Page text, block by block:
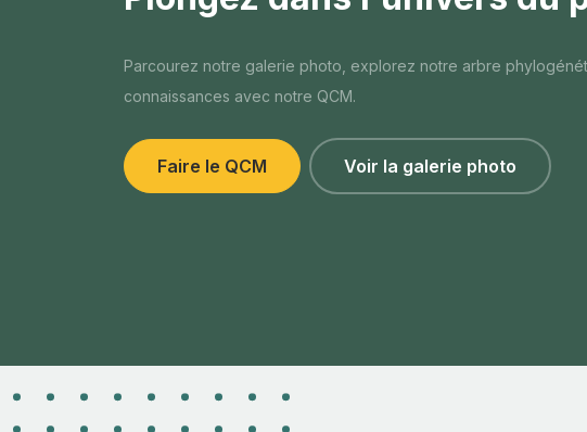
Parcourez notre galerie photo, explorez notre arbre
connaissances avec notre QCM.
Faire le QCM Voir la galerie photo